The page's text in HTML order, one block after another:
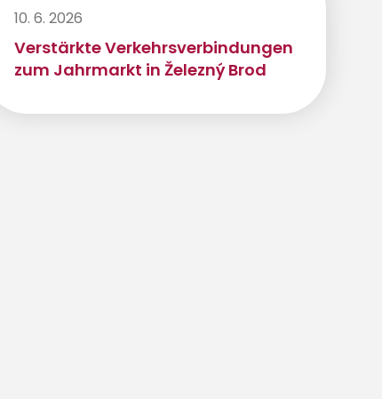
10. 6. 2026
Verstärkte Verkehrsverbindungen
zum Jahrmarkt in Železný Brod